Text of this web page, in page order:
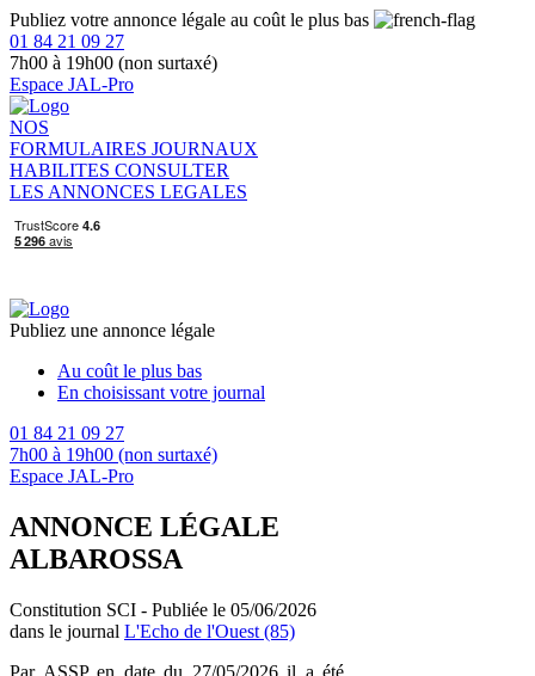
Publiez votre annonce légale au coût le plus bas
01 84 21 09 27
7h00 à 19h00 (non surtaxé)
Espace JAL-Pro
NOS
FORMULAIRES JOURNAUX
HABILITES CONSULTER
LES ANNONCES LEGALES
Publiez une annonce légale
Au coût le plus bas
En choisissant votre journal
01 84 21 09 27
7h00 à 19h00 (non surtaxé)
Espace JAL-Pro
ANNONCE LÉGALE
ALBAROSSA
Constitution SCI - Publiée le 05/06/2026
dans le journal L'Echo de l'Ouest (85)
Par ASSP en date du 27/05/2026 il a été